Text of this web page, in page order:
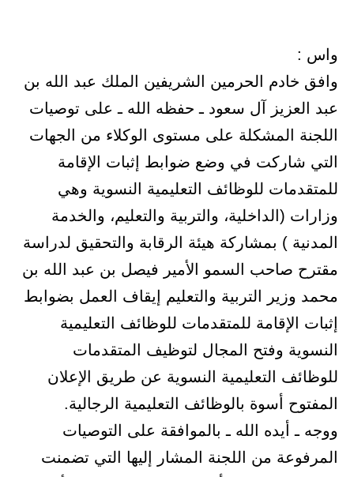
واس :
وافق خادم الحرمين الشريفين الملك عبد الله بن
عبد العزيز آل سعود ـ حفظه الله ـ على توصيات
اللجنة المشكلة على مستوى الوكلاء من الجهات
التي شاركت في وضع ضوابط إثبات الإقامة
للمتقدمات للوظائف التعليمية النسوية وهي
وزارات (الداخلية، والتربية والتعليم، والخدمة
المدنية ) بمشاركة هيئة الرقابة والتحقيق لدراسة
مقترح صاحب السمو الأمير فيصل بن عبد الله بن
محمد وزير التربية والتعليم إيقاف العمل بضوابط
إثبات الإقامة للمتقدمات للوظائف التعليمية
النسوية وفتح المجال لتوظيف المتقدمات
للوظائف التعليمية النسوية عن طريق الإعلان
المفتوح أسوة بالوظائف التعليمية الرجالية.
ووجه ـ أيده الله ـ بالموافقة على التوصيات
المرفوعة من اللجنة المشار إليها التي تضمنت